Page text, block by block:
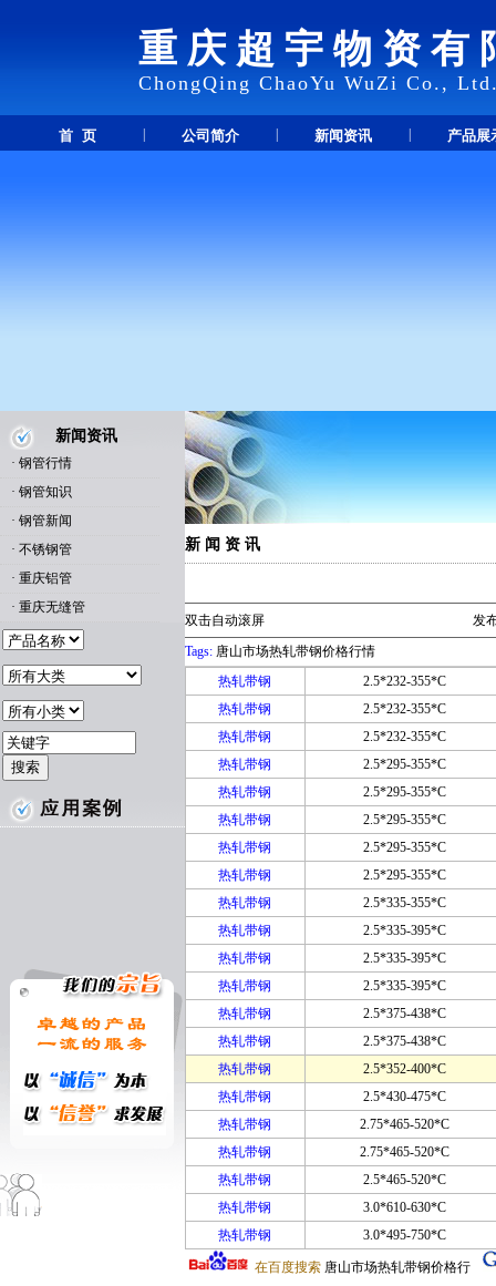
重庆超宇物资有
ChongQing ChaoYu WuZi Co.,
首 页 公司简介 新闻资讯 产品展
新闻资讯
· 钢管行情
· 钢管知识
· 钢管新闻
· 不锈钢管
· 重庆铝管
· 重庆无缝管
新 闻 资 讯
双击自动滚屏
发
Tags: 唐山市场热轧带钢价格行情
热轧带钢
2.5*232-355*C
热轧带钢
2.5*232-355*C
热轧带钢
2.5*232-355*C
热轧带钢
2.5*295-355*C
热轧带钢
2.5*295-355*C
热轧带钢
2.5*295-355*C
热轧带钢
2.5*295-355*C
热轧带钢
2.5*295-355*C
热轧带钢
2.5*335-355*C
热轧带钢
2.5*335-395*C
热轧带钢
2.5*335-395*C
热轧带钢
2.5*335-395*C
热轧带钢
2.5*375-438*C
热轧带钢
2.5*375-438*C
热轧带钢
2.5*352-400*C
热轧带钢
2.5*430-475*C
热轧带钢
2.75*465-520*C
热轧带钢
2.75*465-520*C
热轧带钢
2.5*465-520*C
热轧带钢
3.0*610-630*C
热轧带钢
3.0*495-750*C
在百度搜索 唐山市场热轧带钢价格行